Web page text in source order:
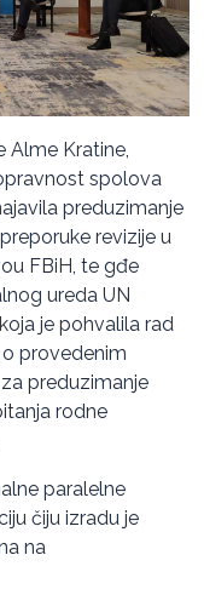
Alme Kratine,
spolova
preduzimanje
revizije u
FBiH, te gđe
ureda UN
je pohvalila rad
provedenim
preduzimanje
rodne
paralelne
čiju izradu je
na